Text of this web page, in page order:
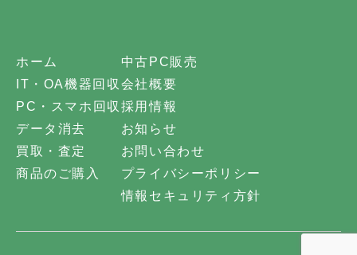
ホーム
IT・OA機器回収
PC・スマホ回収
データ消去
買取・査定
商品のご購入
中古PC販売
会社概要
採用情報
お知らせ
お問い合わせ
プライバシーポリシー
情報セキュリティ方針